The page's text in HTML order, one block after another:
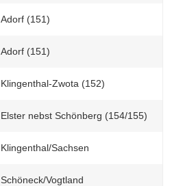
Adorf (151)
Adorf (151)
Klingenthal-Zwota (152)
Elster nebst Schönberg (154/155)
Klingenthal/Sachsen
Schöneck/Vogtland